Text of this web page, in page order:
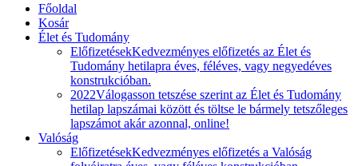
Főoldal
Kosár
Élet és Tudomány
ElőfizetésekKedvezményes előfizetés az Élet és
Tudomány hetilapra éves, féléves, vagy negyedéves
konstrukcióban.
2022Válogasson tetszése szerint az Élet és Tudomány
hetilap lapszámai között és töltse le bármely tetszőleges
lapszámot akár azonnal, online!
Valóság
ElőfizetésekKedvezményes előfizetés a Valóság